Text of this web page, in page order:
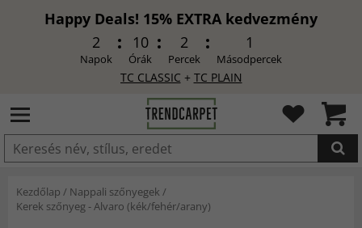
Happy Deals! 15% EXTRA kedvezmény
2
Napok
10
Órák
1
Percek
59
Másodpercek
TC CLASSIC + TC PLAIN
HOZZÁADVA
Kezdőlap / Nappali szőnyegek /
Kerek szőnyeg - Alvaro (kék/fehér/arany)